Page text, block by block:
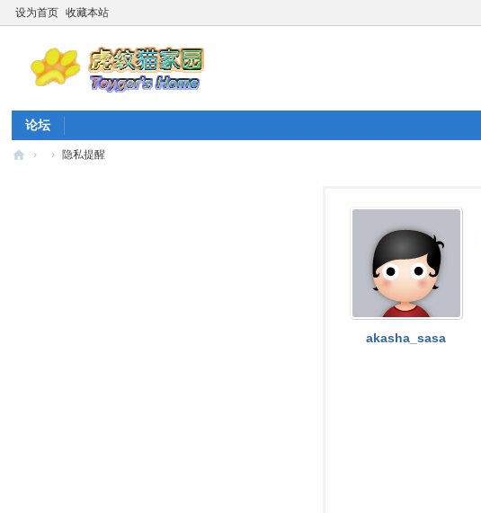
设为首页 收藏本站
论坛
› › 隐私提醒
akasha_sasa